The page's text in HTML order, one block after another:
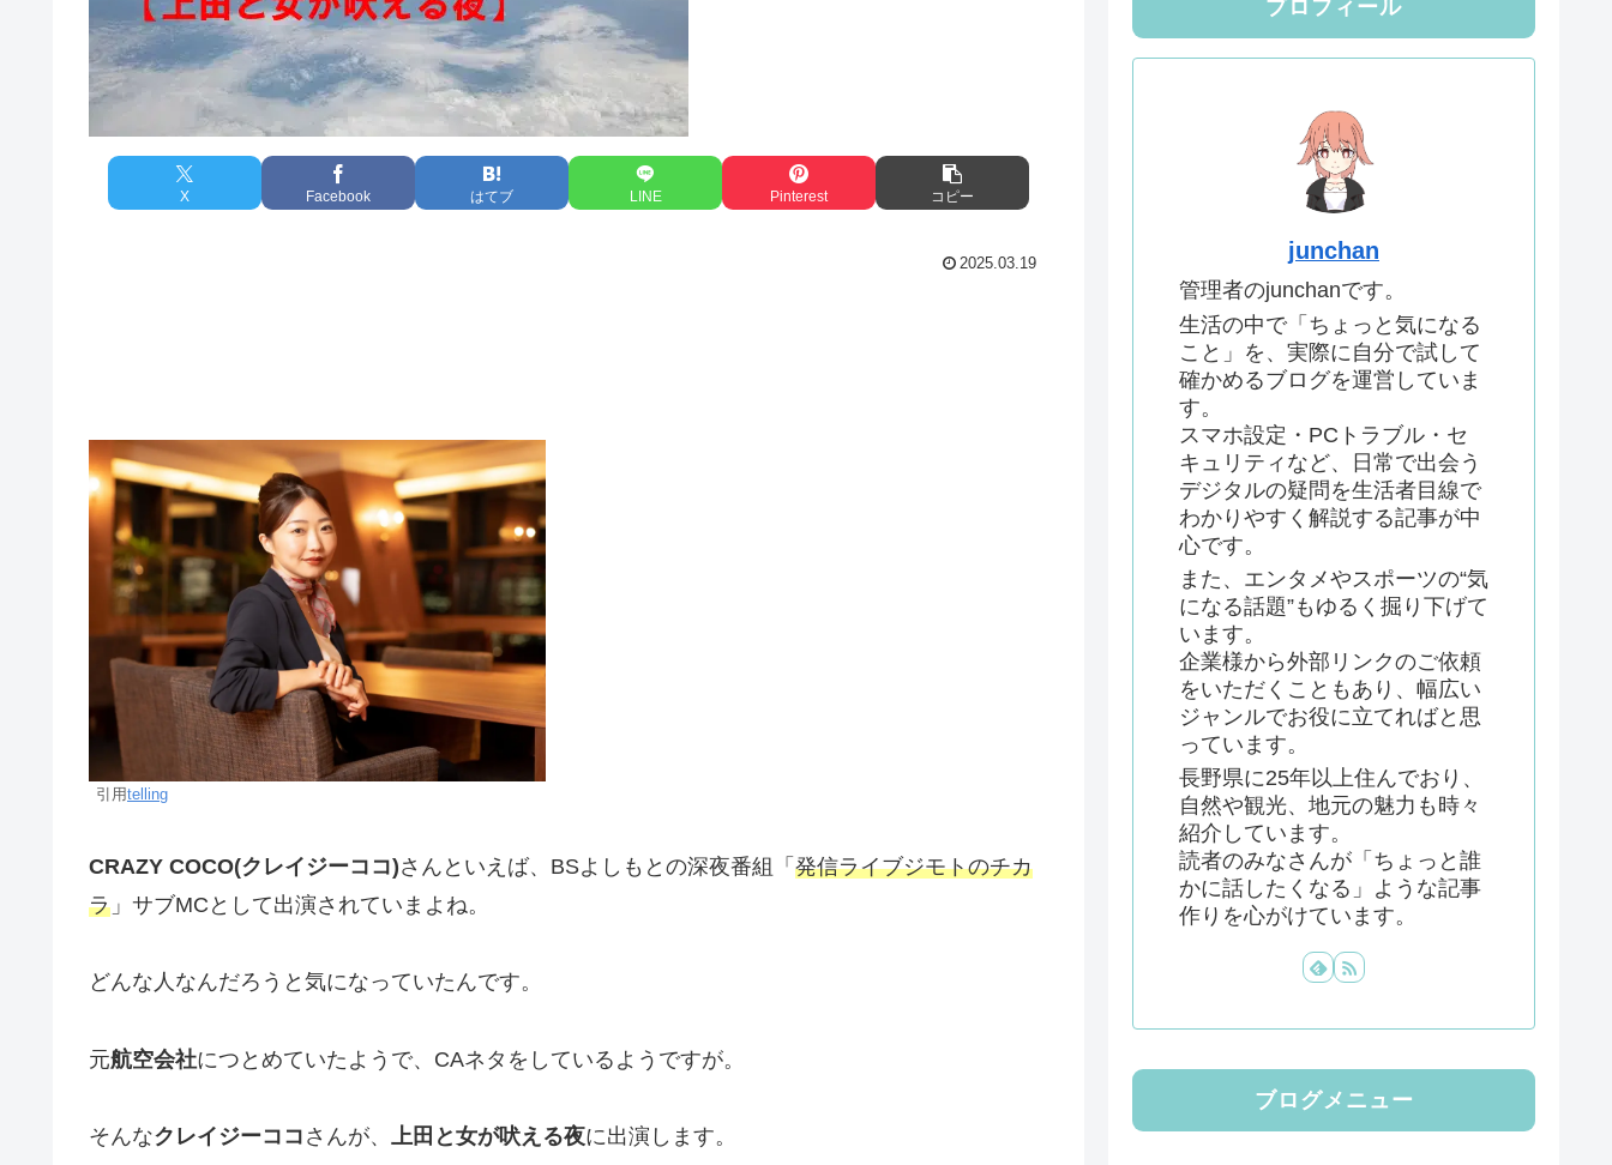
X Facebook はてブ LINE Pinterest コピー
2025.03.19
引用telling
CRAZY COCO(クレイジーココ)さんといえば、BSよしもとの深夜番組「 発信ライブジモトのチカ
ラ 」サブMCとして出演されていまよね。
どんな人なんだろうと気になっていたんです。
元航空会社につとめていたようで、CAネタをしているようですが。
そんなクレイジーココ さんが、 上田と女が吠える夜に出演します。
プロフィール
junchan
管理者のjunchanです。
生活の中で「ちょっと気になる
こと」を、実際に自分で試して
確かめるブログを運営していま
す。
スマホ設定・PCトラブル・セ
キュリティなど、日常で出会う
デジタルの疑問を生活者目線で
わかりやすく解説する記事が中
心です。
また、エンタメやスポーツの“気
になる話題”もゆるく掘り下げて
います。
企業様から外部リンクのご依頼
をいただくこともあり、幅広い
ジャンルでお役に立てればと思
っています。
長野県に25年以上住んでおり、
自然や観光、地元の魅力も時々
紹介しています。
読者のみなさんが「ちょっと誰
かに話したくなる」ような記事
作りを心がけています。
ブログメニュー